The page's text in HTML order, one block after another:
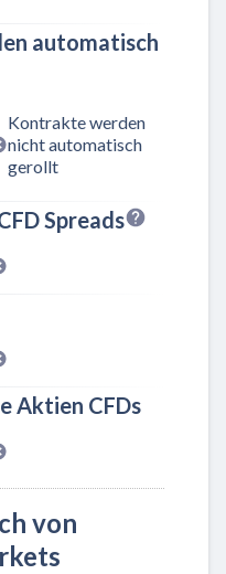
automatisch
Kontrakte werden
nicht automatisch
gerollt
Spreads
Aktien CFDs
von